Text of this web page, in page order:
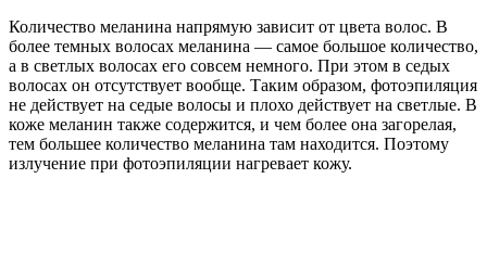
Количество меланина напрямую зависит от цвета волос. В
более темных волосах меланина — самое большое количество,
а в светлых волосах его совсем немного. При этом в седых
волосах он отсутствует вообще. Таким образом, фотоэпиляция
не действует на седые волосы и плохо действует на светлые. В
коже меланин также содержится, и чем более она загорелая,
тем большее количество меланина там находится. Поэтому
излучение при фотоэпиляции нагревает кожу.